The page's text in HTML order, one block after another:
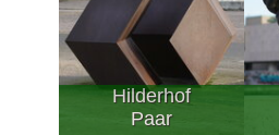
Hilderhof
Paar